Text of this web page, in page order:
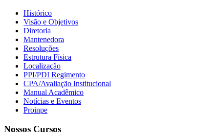
Histórico
Visão e Objetivos
Diretoria
Mantenedora
Resoluções
Estrutura Física
Localização
PPI/PDI Regimento
CPA/Avaliação Institucional
Manual Acadêmico
Notícias e Eventos
Proinpe
Nossos Cursos